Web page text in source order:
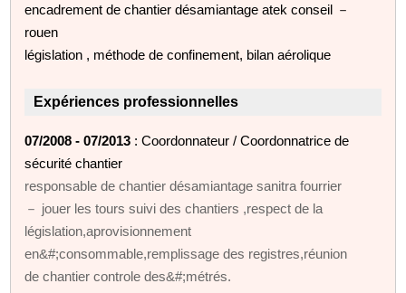
encadrement de chantier désamiantage atek conseil －
rouen
législation , méthode de confinement, bilan aérolique
Expériences professionnelles
07/2008 - 07/2013 : Coordonnateur / Coordonnatrice de
sécurité chantier
responsable de chantier désamiantage sanitra fourrier
－ jouer les tours suivi des chantiers ,respect de la
législation,aprovisionnement
en&#;consommable,remplissage des registres,réunion
de chantier controle des&#;métrés.